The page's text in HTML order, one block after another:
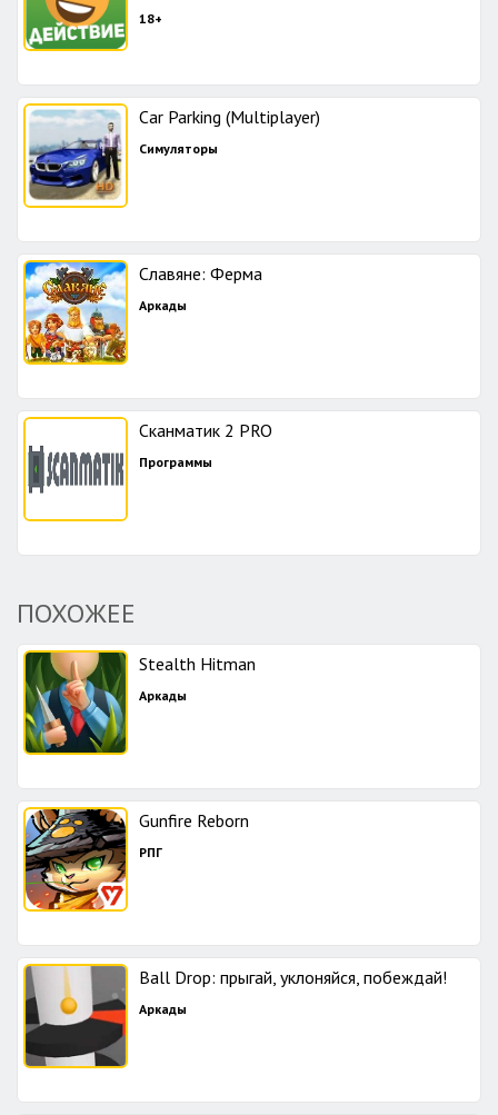
18+
Car Parking (Multiplayer)
Симуляторы
Славяне: Ферма
Аркады
Сканматик 2 PRO
Программы
ПОХОЖЕЕ
Stealth Hitman
Аркады
Gunfire Reborn
РПГ
Ball Drop: прыгай, уклоняйся, побеждай!
Аркады